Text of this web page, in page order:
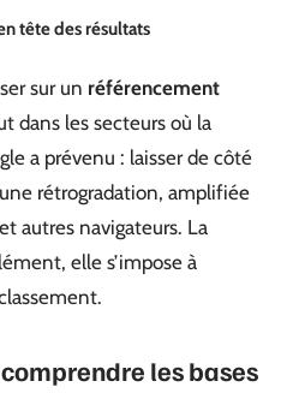
tête des résultats
sur un référencement
dans les secteurs où la
a prévenu : laisser de côté
une rétrogradation, amplifiée
autres navigateurs. La
elle s’impose à
comprendre les bases